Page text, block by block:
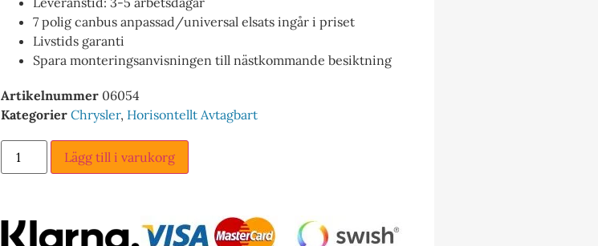
7 polig canbus anpassad/universal elsats ingår i priset
Livstids garanti
Spara monteringsanvisningen till nästkommande besiktning
Artikelnummer 06054
Kategorier Chrysler, Horisontellt Avtagbart
Lägg till i varukorg